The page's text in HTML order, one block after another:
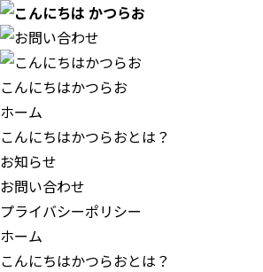
こんにちはかつらお
ホーム
こんにちはかつらおとは？
お知らせ
お問い合わせ
プライバシーポリシー
ホーム
こんにちはかつらおとは？